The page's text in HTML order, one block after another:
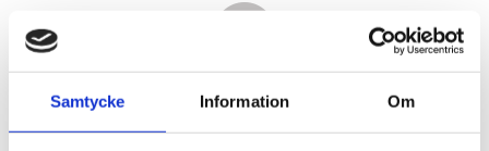
Samtycke Information Om